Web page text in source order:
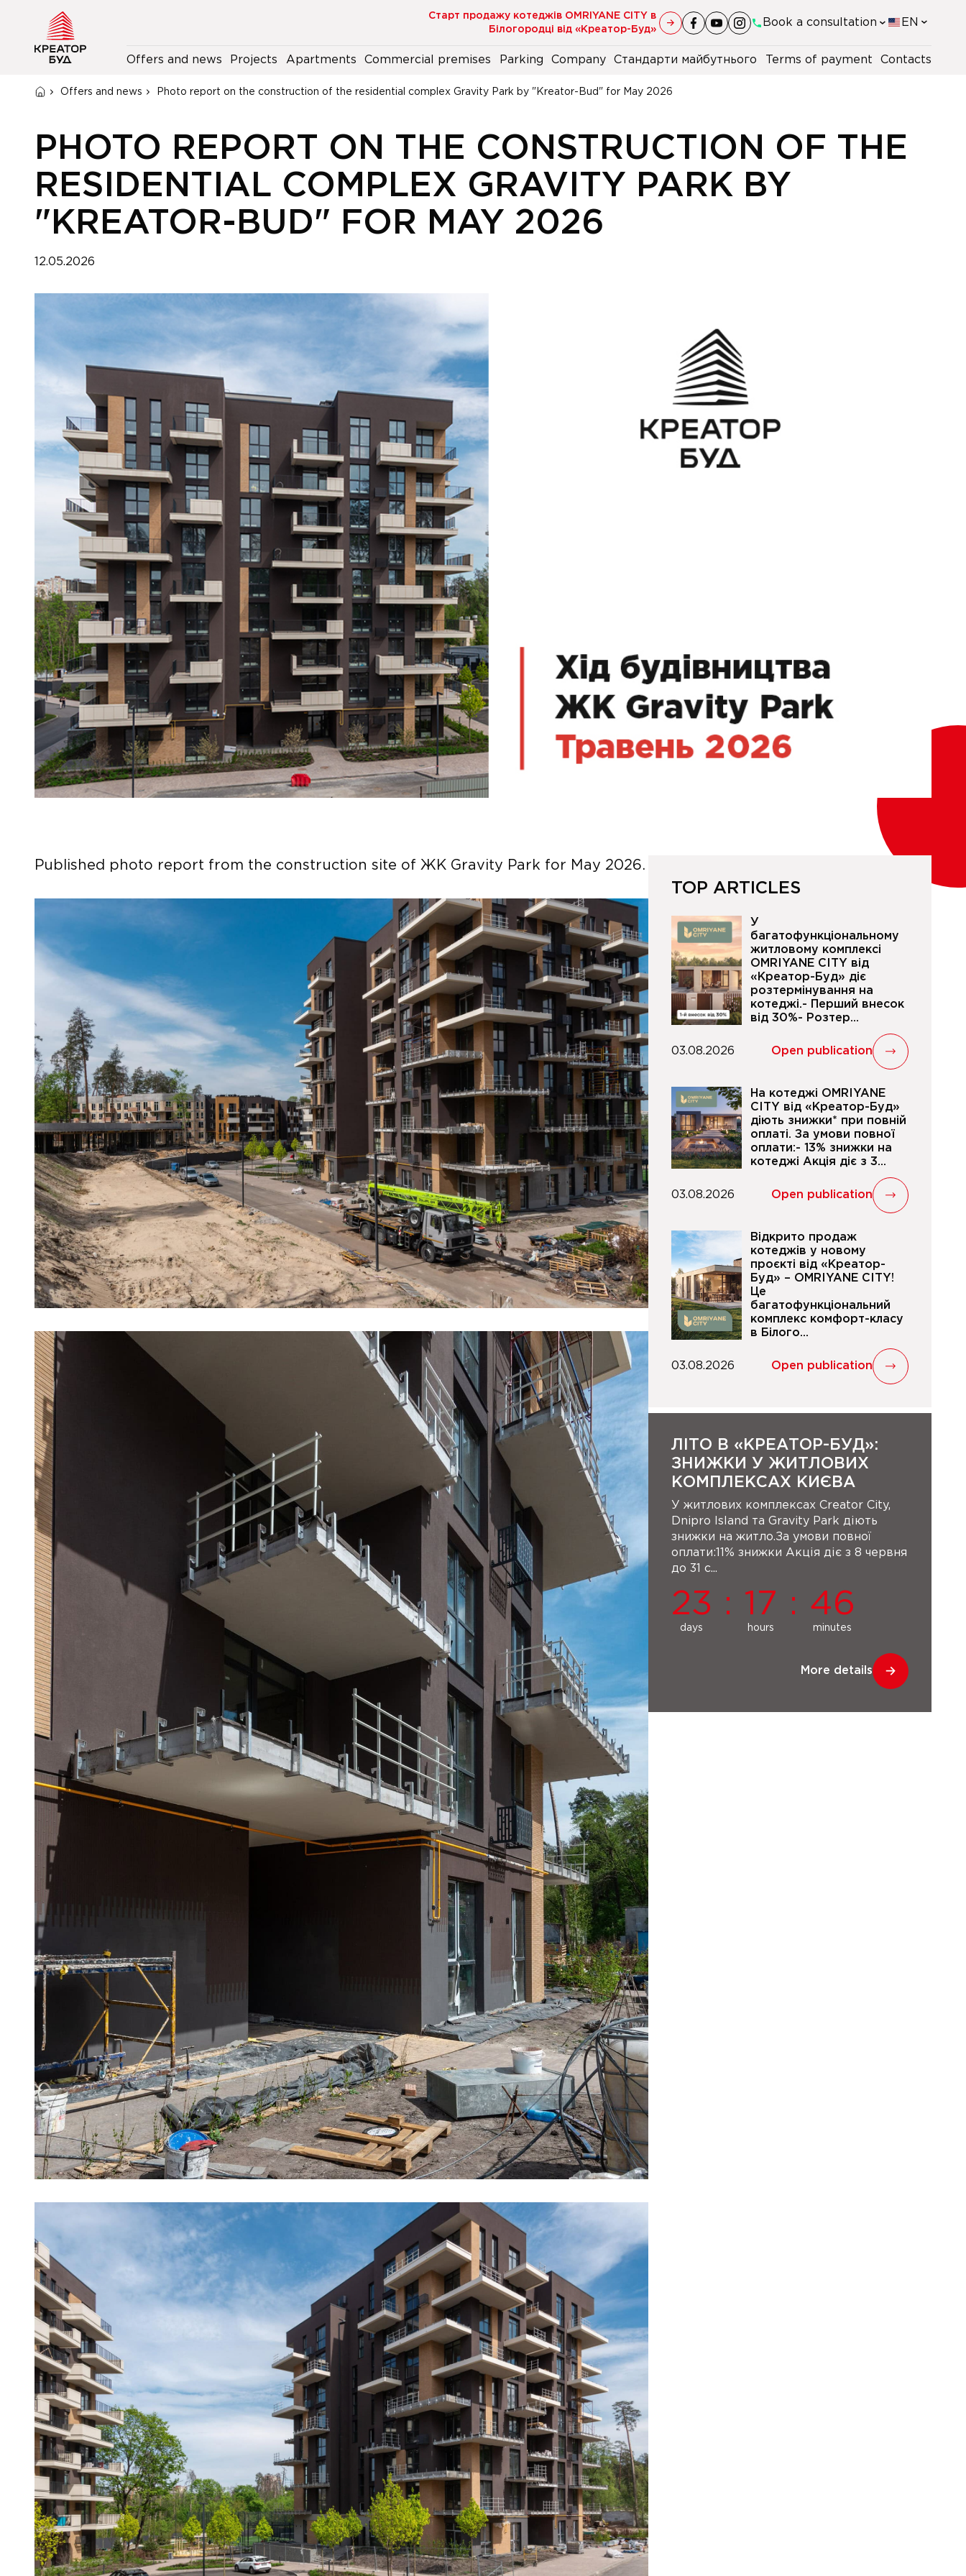
Старт продажу котеджів OMRIYANE CITY в
Білогородці від «Креатор-Буд»
Book a consultation EN
Offers and news Projects Apartments Commercial premises Parking Company Стандарти майбутнього Terms of payment Contacts
Offers and news Photo report on the construction of the residential complex Gravity Park by "Kreator-Bud" for May 2026
PHOTO REPORT ON THE CONSTRUCTION OF THE
RESIDENTIAL COMPLEX GRAVITY PARK BY
"KREATOR-BUD" FOR MAY 2026
12.05.2026
Published photo report from the construction site of ЖК Gravity Park for May 2026.
TOP ARTICLES
У
багатофункціональному
житловому комплексі
OMRIYANE CITY від
«Креатор-Буд» діє
розтермінування на
котеджі.- Перший внесок
від 30%- Розтер...
03.08.2026 Open publication
На котеджі OMRIYANE
CITY від «Креатор-Буд»
діють знижки* при повній
оплаті. За умови повної
оплати:- 13% знижки на
котеджі Акція діє з 3...
03.08.2026 Open publication
Відкрито продаж
котеджів у новому
проєкті від «Креатор-
Буд» – OMRIYANE CITY!
Це
багатофункціональний
комплекс комфорт-класу
в Білого...
03.08.2026 Open publication
ЛІТО В «КРЕАТОР-БУД»:
ЗНИЖКИ У ЖИТЛОВИХ
КОМПЛЕКСАХ КИЄВА
У житлових комплексах Creator City,
Dnipro Island та Gravity Park діють
знижки на житло.За умови повної
оплати:11% знижки Акція діє з 8 червня
до 31 с...
23
days
: 17
hours
: 46
minutes
More details